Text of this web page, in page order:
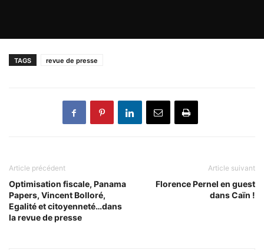
TAGS revue de presse
Article précédent
Optimisation fiscale, Panama
Papers, Vincent Bolloré,
Egalité et citoyenneté…dans
la revue de presse
Article suivant
Florence Pernel en guest
dans Caïn !